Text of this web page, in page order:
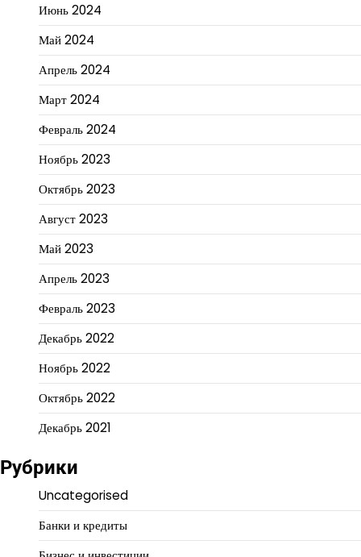
Июнь 2024
Май 2024
Апрель 2024
Март 2024
Февраль 2024
Ноябрь 2023
Октябрь 2023
Август 2023
Май 2023
Апрель 2023
Февраль 2023
Декабрь 2022
Ноябрь 2022
Октябрь 2022
Декабрь 2021
Рубрики
Uncategorised
Банки и кредиты